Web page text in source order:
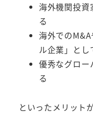
海外機関投
る
海外での
ル企業」とし
優秀なグロー
る
といったメリット